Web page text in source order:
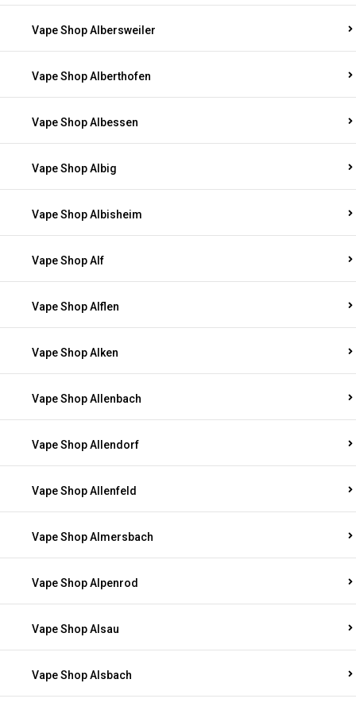
Vape Shop Albersweiler
Vape Shop Alberthofen
Vape Shop Albessen
Vape Shop Albig
Vape Shop Albisheim
Vape Shop Alf
Vape Shop Alflen
Vape Shop Alken
Vape Shop Allenbach
Vape Shop Allendorf
Vape Shop Allenfeld
Vape Shop Almersbach
Vape Shop Alpenrod
Vape Shop Alsau
Vape Shop Alsbach